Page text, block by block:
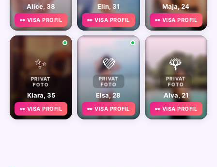
Alice, 38
👀 VISA PROFIL
Elin, 31
👀 VISA PROFIL
Maja, 24
👀 VISA PROFIL
✨
PRIVAT
FOTO
Klara, 35
👀 VISA PROFIL
💜
PRIVAT
FOTO
Elsa, 28
👀 VISA PROFIL
🌹
PRIVAT
FOTO
Alva, 21
👀 VISA PROFIL